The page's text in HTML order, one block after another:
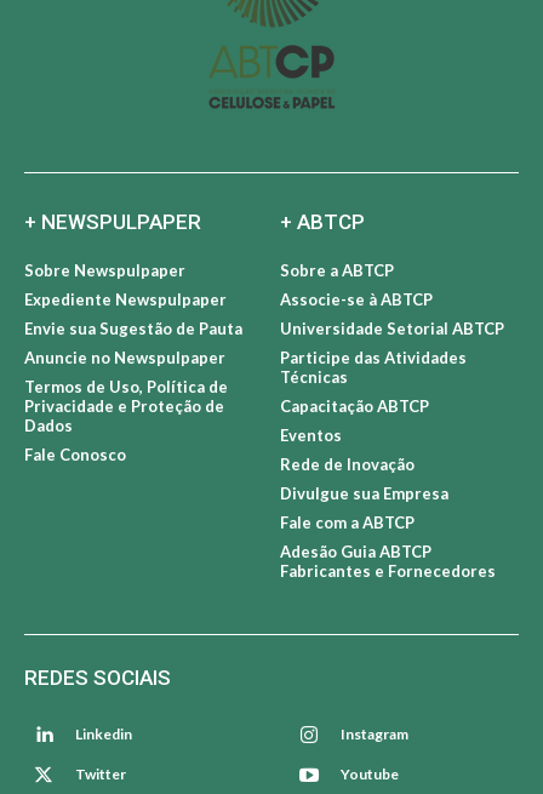
+ NEWSPULPAPER
Sobre Newspulpaper
Expediente Newspulpaper
Envie sua Sugestão de Pauta
Anuncie no Newspulpaper
Termos de Uso, Política de
Privacidade e Proteção de
Dados
Fale Conosco
+ ABTCP
Sobre a ABTCP
Associe-se à ABTCP
Universidade Setorial ABTCP
Participe das Atividades
Técnicas
Capacitação ABTCP
Eventos
Rede de Inovação
Divulgue sua Empresa
Fale com a ABTCP
Adesão Guia ABTCP
Fabricantes e Fornecedores
REDES SOCIAIS
Linkedin Instagram
Twitter Youtube